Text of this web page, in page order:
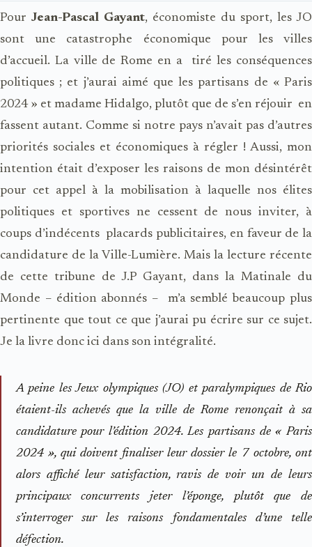
Pour Jean-Pascal Gayant, économiste du sport, les JO
sont une catastrophe économique pour les villes
d’accueil. La ville de Rome en a tiré les conséquences
politiques ; et j’aurai aimé que les partisans de « Paris
2024 » et madame Hidalgo, plutôt que de s’en réjouir en
fassent autant. Comme si notre pays n’avait pas d’autres
priorités sociales et économiques à régler ! Aussi, mon
intention était d’exposer les raisons de mon désintérêt
pour cet appel à la mobilisation à laquelle nos élites
politiques et sportives ne cessent de nous inviter, à
coups d’indécents placards publicitaires, en faveur de la
candidature de la Ville-Lumière. Mais la lecture récente
de cette tribune de J.P Gayant, dans la Matinale du
Monde – édition abonnés – m’a semblé beaucoup plus
pertinente que tout ce que j’aurai pu écrire sur ce sujet.
Je la livre donc ici dans son intégralité.
A peine les Jeux olympiques (JO) et paralympiques de Rio
étaient-ils achevés que la ville de Rome renonçait à sa
candidature pour l’édition 2024. Les partisans de « Paris
2024 », qui doivent finaliser leur dossier le 7 octobre, ont
alors affiché leur satisfaction, ravis de voir un de leurs
principaux concurrents jeter l’éponge, plutôt que de
s’interroger sur les raisons fondamentales d’une telle
défection.